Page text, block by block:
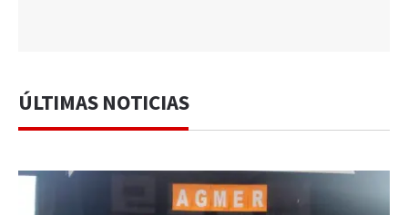
ÚLTIMAS NOTICIAS